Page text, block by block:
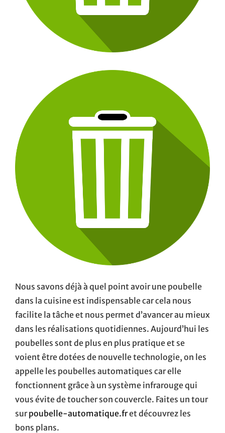
Nous savons déjà à quel point avoir une poubelle
dans la cuisine est indispensable car cela nous
facilite la tâche et nous permet d’avancer au mieux
dans les réalisations quotidiennes. Aujourd’hui les
poubelles sont de plus en plus pratique et se
voient être dotées de nouvelle technologie, on les
appelle les poubelles automatiques car elle
fonctionnent grâce à un système infrarouge qui
vous évite de toucher son couvercle. Faites un tour
surpoubelle-automatique.fret découvrez les
bons plans.